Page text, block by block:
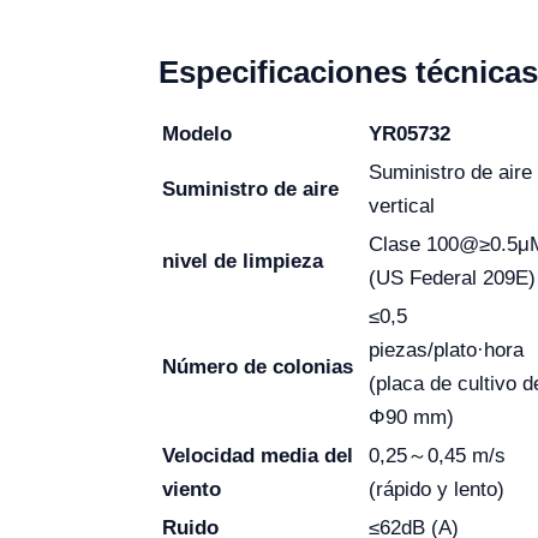
Especificaciones técnicas
Modelo YR05732
Suministro de aire
Suministro de aire
vertical
nivel de limpieza
Clase
(US Federal 209E)
Número de colonias
≤0,5
piezas/plato·hora
(placa de cultivo
Φ90 mm)
Velocidad media del
viento
0,25～0,45 m/s
(rápido y lento)
Ruido
≤62dB (A)